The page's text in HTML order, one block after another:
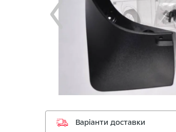
Варіанти доставки